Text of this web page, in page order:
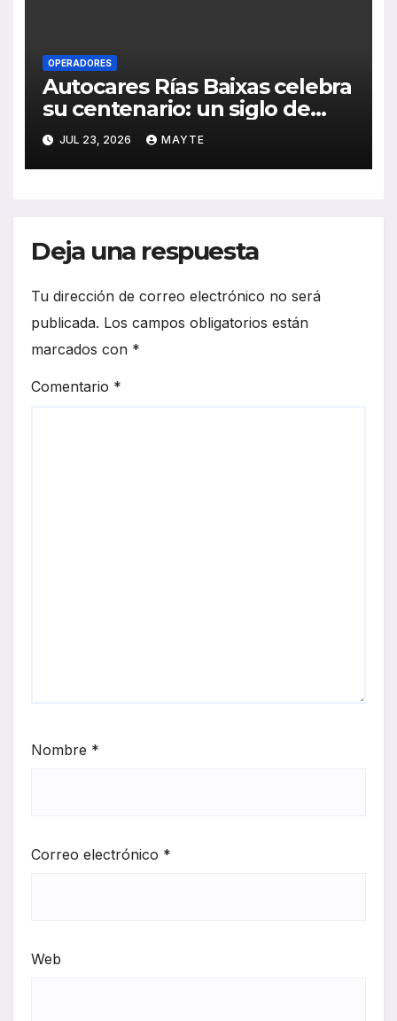
OPERADORES
Autocares Rías Baixas celebra
su centenario: un siglo de
historia, esfuerzo familiar y
compromiso con el
transporte gallego
JUL 23, 2026 MAYTE
Deja una respuesta
Tu dirección de correo electrónico no será
publicada. Los campos obligatorios están
marcados con *
Comentario *
Nombre *
Correo electrónico *
Web